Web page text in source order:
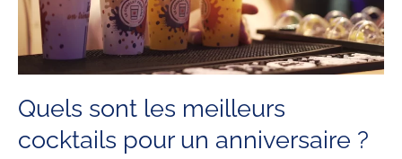
Quels sont les meilleurs
cocktails pour un anniversaire ?